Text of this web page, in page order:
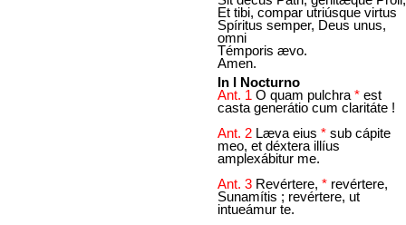
Et tibi, compar utriúsque virtus
Spíritus semper, Deus unus,
omni
Témporis ævo.
Amen.
In I Nocturno
Ant. 1 O quam pulchra * est
casta generátio cum claritáte !
Ant. 2 Læva eius * sub cápite
meo, et déxtera illíus
amplexábitur me.
Ant. 3 Revértere, * revértere,
Sunamítis ; revértere, ut
intueámur te.